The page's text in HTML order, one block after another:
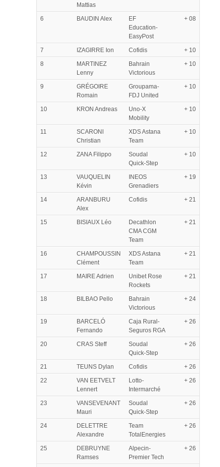
Mattias
6 BAUDIN Alex
EF
Education-
EasyPost
+ 08
7 IZAGIRRE Ion Cofidis
+ 10
8
MARTINEZ
Lenny
Bahrain
Victorious
+ 10
9
GRÉGOIRE
Romain
Groupama-
FDJ United
+ 10
10 KRON Andreas
Uno-X
Mobility
+ 10
11
SCARONI
Christian
XDS Astana
Team
+ 10
12 ZANA Filippo
Soudal
Quick-Step
+ 10
13
VAUQUELIN
Kévin
INEOS
Grenadiers
+ 19
14
ARANBURU
Alex
Cofidis + 21
15 BISIAUX Léo
Decathlon
CMA CGM
Team
+ 21
16
CHAMPOUSSIN
Clément
XDS Astana
Team
+ 21
17 MAIRE Adrien
Unibet Rose
Rockets
+ 21
18 BILBAO Pello
Bahrain
Victorious
+ 24
19
BARCELÓ
Fernando
Caja Rural-
Seguros RGA
+ 26
20 CRAS Steff
Soudal
Quick-Step
+ 26
21 TEUNS Dylan Cofidis
+ 26
22
VAN EETVELT
Lennert
Lotto-
Intermarché
+ 26
23
VANSEVENANT
Mauri
Soudal
Quick-Step
+ 26
24
DELETTRE
Alexandre
Team
TotalEnergies
+ 26
25
DEBRUYNE
Ramses
Alpecin-
Premier Tech
+ 26